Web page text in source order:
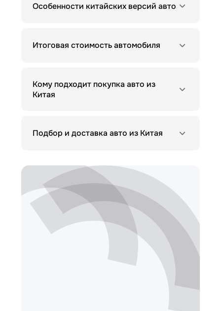
Особенности китайских версий авто
Итоговая стоимость автомобиля
Кому подходит покупка авто из
Китая
Подбор и доставка авто из Китая